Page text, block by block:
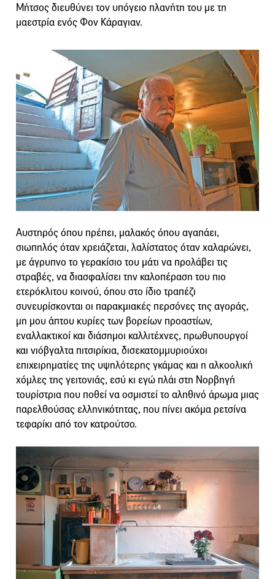
Μήτσος διευθύνει τον υπόγειο πλανήτη του με τη
μαεστρία ενός Φον Κάραγιαν.
Αυστηρός όπου πρέπει, μαλακός όπου αγαπάει,
σιωπηλός όταν χρειάζεται, λαλίστατος όταν χαλαρώνει,
με άγρυπνο το γερακίσιο του μάτι να προλάβει τις
στραβές, να διασφαλίσει την καλοπέραση του πιο
ετερόκλιτου κοινού, όπου στο ίδιο τραπέζι
συνευρίσκονται οι παρακμιακές περσόνες της αγοράς,
μη μου άπτου κυρίες των βορείων προαστίων,
εναλλακτικοί και διάσημοι καλλιτέχνες, πρωθυπουργοί
και νιόβγαλτα πιτσιρίκια, δισεκατομμυριούχοι
επιχειρηματίες της υψηλότερης γκάμας και η αλκοολική
χόμλες της γειτονιάς, εσύ κι εγώ πλάι στη Νορβηγή
τουρίστρια που ποθεί να οσμιστεί το αληθινό άρωμα μιας
παρελθούσας ελληνικότητας, που πίνει ακόμα ρετσίνα
τεφαρίκι από τον κατρούτσο.